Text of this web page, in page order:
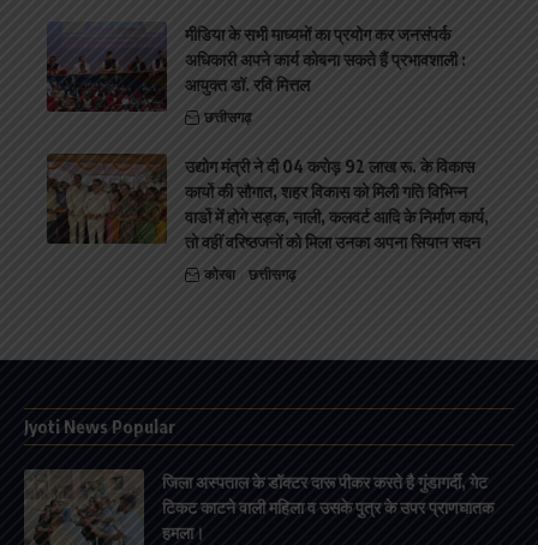
मीडिया के सभी माध्यमों का प्रयोग कर जनसंपर्क
अधिकारी अपने कार्य कोबना सकते हैं प्रभावशाली :
आयुक्त डॉ. रवि मित्तल
छत्तीसगढ़
उद्योग मंत्री ने दी 04 करोड़ 92 लाख रू. के विकास
कार्यो की सौगात, शहर विकास को मिली गति विभिन्न
वार्डो मेंं होगे सड़क, नाली, कलवर्ट आदि के निर्माण कार्य,
तो वहीं वरिष्ठजनों को मिला उनका अपना सियान सदन
कोरबा छत्तीसगढ़
Jyoti News Popular
जिला अस्पताल के डॉक्टर दारू पीकर करते है गुंडागर्दी, गेट
टिकट काटने वाली महिला व उसके पुत्र के उपर प्राणघातक
हमला।